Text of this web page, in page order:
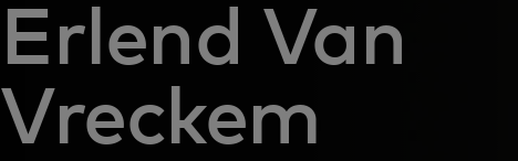
Erlend Van
Vreckem